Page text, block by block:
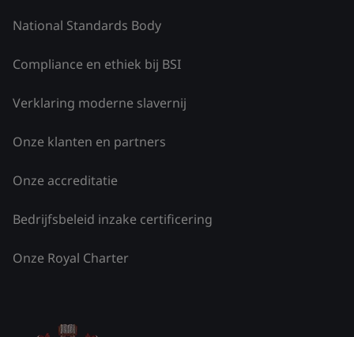
National Standards Body
Compliance en ethiek bij BSI
Verklaring moderne slavernij
Onze klanten en partners
Onze accreditatie
Bedrijfsbeleid inzake certificering
Onze Royal Charter